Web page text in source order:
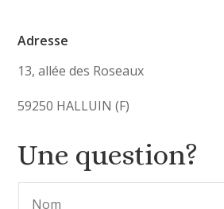
Adresse
13, allée des Roseaux
59250 HALLUIN (F)
Une question?